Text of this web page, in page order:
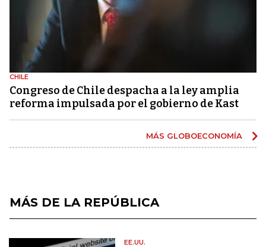
CHILE
Congreso de Chile despacha a la ley amplia
reforma impulsada por el gobierno de Kast
MÁS GLOBOECONOMÍA
MÁS DE LA REPÚBLICA
EE.UU.